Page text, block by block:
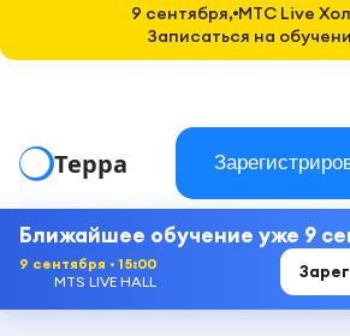
Терра
Ближайшее обучение уже 9
9 сентября · 15:00
MTS LIVE HALL
9 сентября, MTC Live
Записаться на